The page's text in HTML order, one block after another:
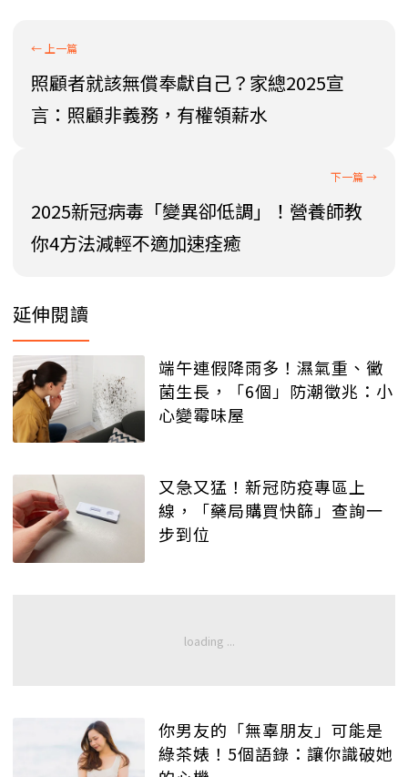
照顧者就該無償奉獻自己？家總2025宣
言：照顧非義務，有權領薪水
2025新冠病毒「變異卻低調」！營養師教
你4方法減輕不適加速痊癒
延伸閱讀
端午連假降雨多！濕氣重、黴
菌生長，「6個」防潮徵兆：小
心變霉味屋
又急又猛！新冠防疫專區上
線，「藥局購買快篩」查詢一
步到位
你男友的「無辜朋友」可能是
綠茶婊！5個語錄：讓你識破她